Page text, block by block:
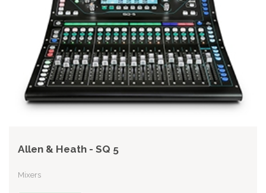
Allen & Heath - SQ 5
Mixers